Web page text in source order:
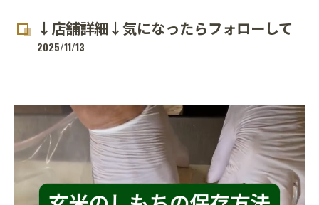
↓店舗詳細↓気になったらフォローして
2025/11/13